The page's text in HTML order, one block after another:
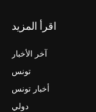
اقرأ المزيد
آخر الأخبار
تونس
أخبار تونس
دولي